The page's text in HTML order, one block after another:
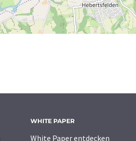
WHITE PAPER
White Paper entdecken